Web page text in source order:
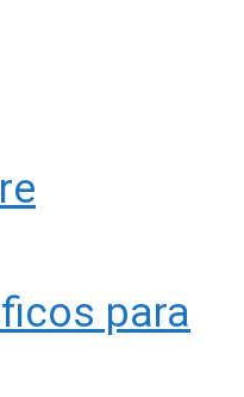
para